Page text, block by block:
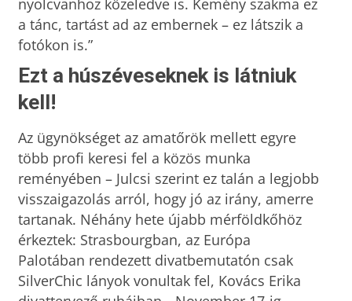
nyolcvanhoz közeledve is. Kemény szakma ez
a tánc, tartást ad az embernek – ez látszik a
fotókon is.”
Ezt a húszéveseknek is látniuk
kell!
Az ügynökséget az amatőrök mellett egyre
több profi keresi fel a közös munka
reményében – Julcsi szerint ez talán a legjobb
visszaigazolás arról, hogy jó az irány, amerre
tartanak. Néhány hete újabb mérföldkőhöz
érkeztek: Strasbourgban, az Európa
Palotában rendezett divatbemutatón csak
SilverChic lányok vonultak fel, Kovács Erika